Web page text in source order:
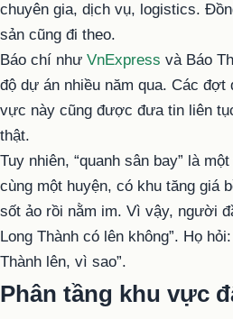
chuyên gia, dịch vụ, logistics.
sản cũng đi theo.
Báo chí như VnExpress và Báo
độ dự án nhiều năm qua. Các đợt
vực này cũng được đưa tin liên
thật.
Tuy nhiên, “quanh sân bay” là
cùng một huyện, có khu tăng giá
sốt ảo rồi nằm im. Vì vậy, người
Long Thành có lên không”. Họ
Thành lên, vì sao”.
Phân tầng khu vực